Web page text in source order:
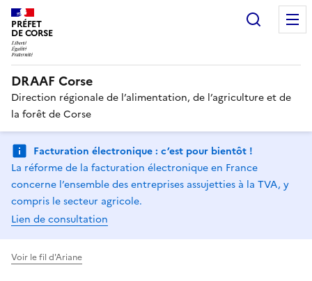
PRÉFET
DE CORSE
DRAAF Corse
Direction régionale de l’alimentation, de l’agriculture et de
la forêt de Corse
Facturation électronique : c’est pour bientôt !
La réforme de la facturation électronique en France
concerne l’ensemble des entreprises assujetties à la TVA, y
compris le secteur agricole.
Lien de consultation
Voir le fil d'Ariane